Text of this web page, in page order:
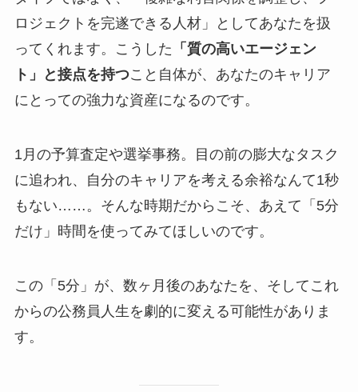
ロジェクトを完遂できる人材」としてあなたを扱
ってくれます。こうした 「質の高いエージェン
ト」と接点を持つこと自体が、あなたのキャリア
にとっての強力な資産になるのです。
1月の予算査定や選挙事務。目の前の膨大なタスク
に追われ、自分のキャリアを考える余裕なんて1秒
もない……。そんな時期だからこそ、あえて「5分
だけ」時間を使ってみてほしいのです。
この「5分」が、数ヶ月後のあなたを、そしてこれ
からの公務員人生を劇的に変える可能性がありま
す。